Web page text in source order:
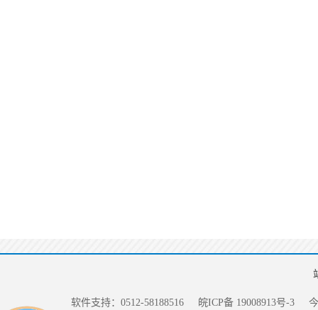
软件支持：0512-58188516 皖ICP备 19008913号-3